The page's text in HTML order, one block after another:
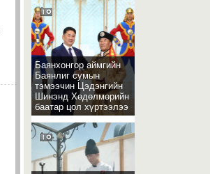
Баянхонгор аймгийн
Баянлиг сумын
тэмээчин Цэдэнгийн
Шинэнд Хөдөлмөрийн
баатар цол хүртээлээ